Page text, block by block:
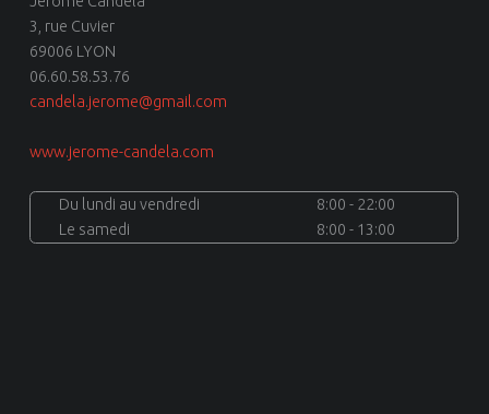
3, rue Cuvier
69006 LYON
06.60.58.53.76
candela.jerome@gmail.com
www.jerome-candela.com
Du lundi au vendredi
8:00 - 22:00
Le samedi
8:00 - 13:00